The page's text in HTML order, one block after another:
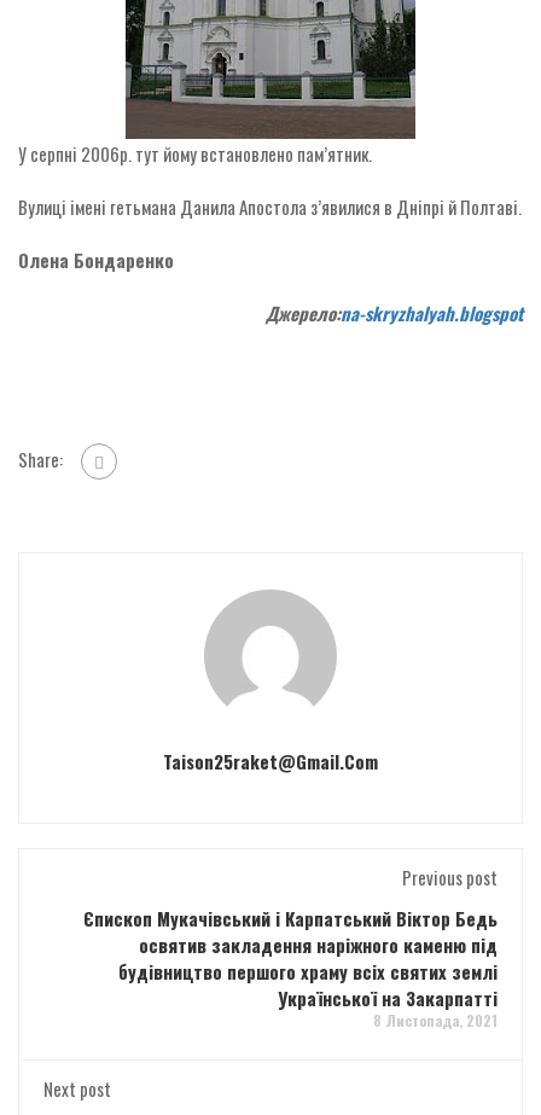
У серпні 2006р. тут йому встановлено пам’ятник.
Вулиці імені гетьмана Данила Апостола з’явилися в Дніпрі й Полтаві.
Олена Бондаренко
Джерело:na-skryzhalyah.blogspot
Share:
Taison25raket@gmail.com
Previous post
Єпископ Мукачівський і Карпатський Віктор Бедь
освятив закладення наріжного каменю під
будівництво першого храму всіх святих землі
Української на Закарпатті
8 Листопада, 2021
Next post